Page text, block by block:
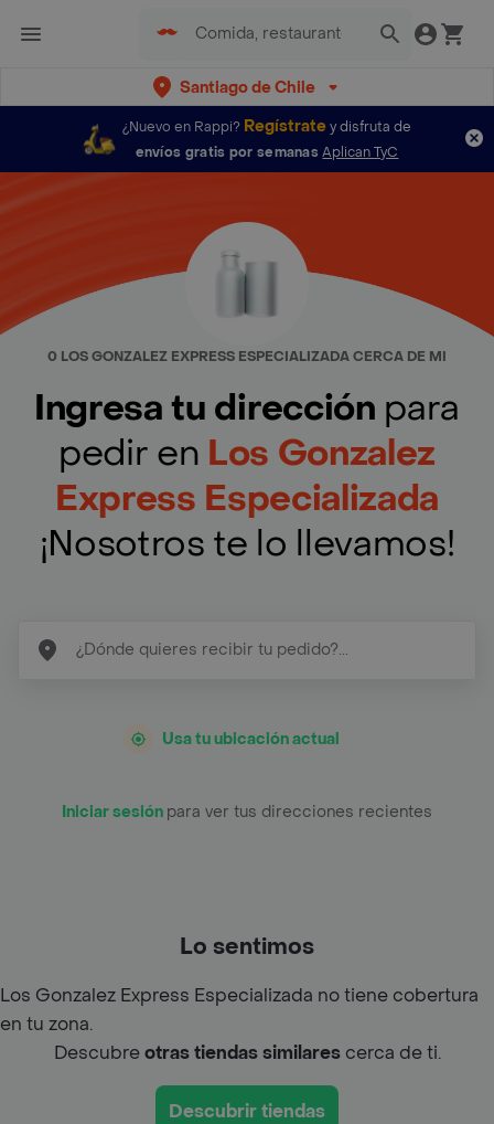
Santiago de Chile
¿Nuevo en Rappi? Regístratey disfruta de
envíos gratis por semanas Aplican TyC
0 LOS GONZALEZ EXPRESS ESPECIALIZADA CERCA DE MI
Ingresa tu dirección para
pedir en Los Gonzalez
Express Especializada
¡Nosotros te lo llevamos!
Usa tu ubicación actual
Iniciar sesión para ver tus direcciones recientes
Lo sentimos
Los Gonzalez Express Especializada no tiene cobertura
en tu zona.
Descubreotras tiendas similarescerca de ti.
Descubrir tiendas